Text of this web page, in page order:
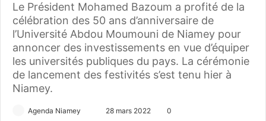
Le Président Mohamed Bazoum a profité de la
célébration des 50 ans d’anniversaire de
l’Université Abdou Moumouni de Niamey pour
annoncer des investissements en vue d’équiper
les universités publiques du pays. La cérémonie
de lancement des festivités s’est tenu hier à
Niamey.
Agenda Niamey 28 mars 2022 0